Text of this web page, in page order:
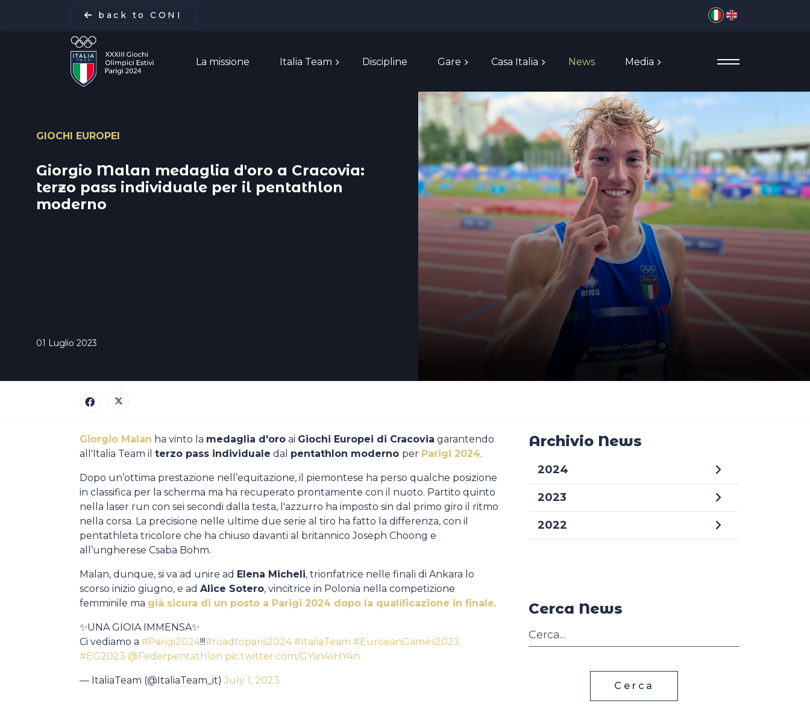
back to CONI Seleziona la tua lingua
La missione Italia Team Discipline Gare Casa Italia News Media
La missione
Italia Team
Discipline
Media
GIOCHI EUROPEI
Giorgio Malan medaglia d'oro a Cracovia:
terzo pass individuale per il pentathlon
moderno
01 Luglio 2023
Giorgio Malan ha vinto la medaglia d'oro ai Giochi Europei di Cracovia garantendo
all'Italia Team il terzo pass individuale dal pentathlon moderno per Parigi 2024.
Dopo un’ottima prestazione nell’equitazione, il piemontese ha perso qualche posizione
in classifica per la scherma ma ha recuperato prontamente con il nuoto. Partito quinto
nella laser run con sei secondi dalla testa, l'azzurro ha imposto sin dal primo giro il ritmo
nella corsa. La precisione nelle ultime due serie al tiro ha fatto la differenza, con il
pentathleta tricolore che ha chiuso davanti al britannico Joseph Choong e
all’ungherese Csaba Bohm.
Malan, dunque, si va ad unire ad Elena Micheli, trionfatrice nelle finali di Ankara lo
scorso inizio giugno, e ad Alice Sotero, vincitrice in Polonia nella competizione
femminile ma già sicura di un posto a Parigi 2024 dopo la qualificazione in finale.
✨UNA GIOIA IMMENSA✨
Ci vediamo a #Parigi2024!!!#roadtoparis2024 #ItaliaTeam #EuroeanGames2023
#EG2023 @Federpentathlon pic.twitter.com/GYsn4sHY4n
— ItaliaTeam (@ItaliaTeam_it) July 1, 2023
Archivio News
2024
2023
2022
Cerca News
Cerca